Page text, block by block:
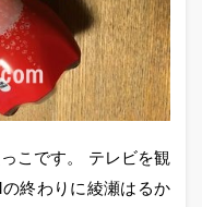
こです。 テレビを観
終わりに綾瀬はるか